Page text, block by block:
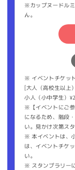
※カップヌードル
ん。
※ イベントチケッ
[大人（高校生以上
小人（小中学生）
※【イベントにご
になるため、階段
い。見かけ次第ス
※ 本イベントは、
は、イベントチケ
い。
※ スタンプラリー